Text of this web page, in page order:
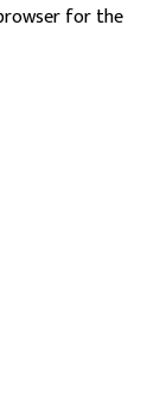
for the